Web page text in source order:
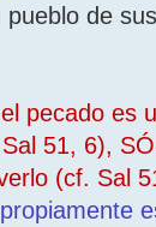
de
pecado es
51, 6),
(cf. Sal